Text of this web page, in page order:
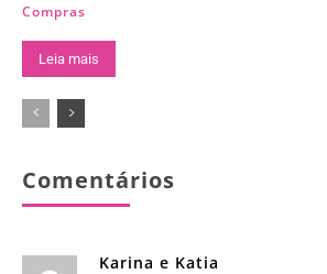
Compras
Leia mais
Comentários
Karina e Katia